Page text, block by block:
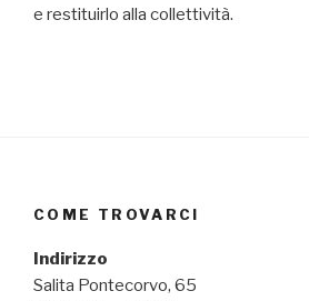
e restituirlo alla collettività.
COME TROVARCI
Indirizzo
Salita Pontecorvo, 65